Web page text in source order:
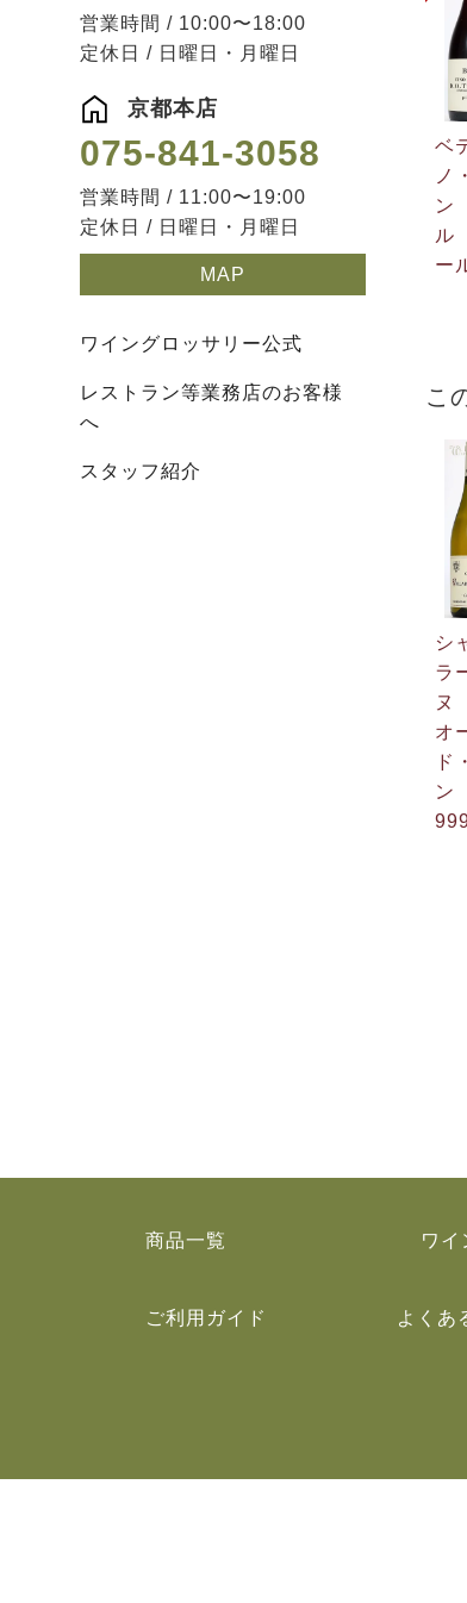
営業時間 / 10:00〜18:00
定休日 / 日曜日・月曜日
京都本店
075-841-3058
営業時間 / 11:00〜19:00
定休日 / 日曜日・月曜日
MAP
ワイングロッサリー公式
レストラン等業務店のお客様
へ
スタッフ紹介
ベ
ノ
ン
ル
ー
こ
シ
ラ
ヌ
オ
ド
ン
商品一覧 ワイ
ご利用ガイド よくあ